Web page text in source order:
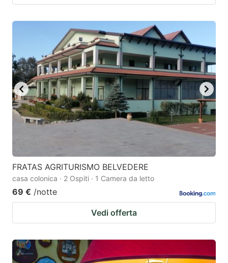
FRATAS AGRITURISMO BELVEDERE
casa colonica · 2 Ospiti · 1 Camera da letto
69 € /notte
Vedi offerta